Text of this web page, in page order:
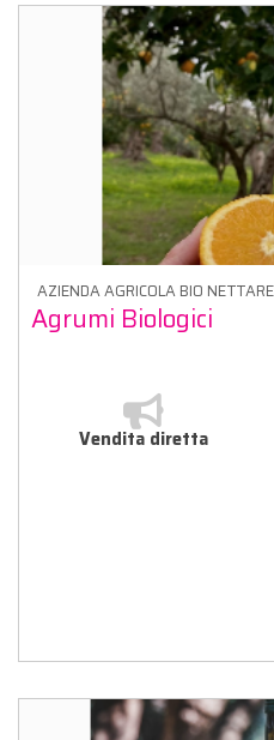
AZIENDA AGRICOLA BIO
Agrumi Biologici
Vendita diretta